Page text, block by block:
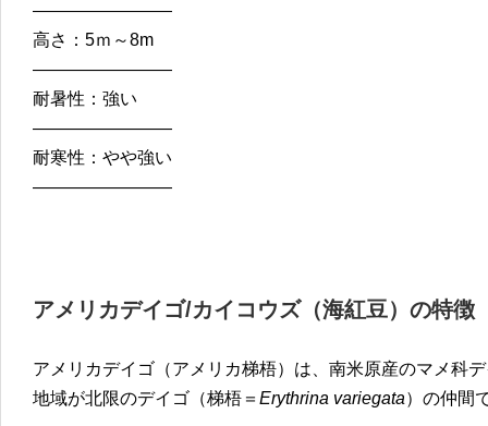
————————
高さ：5ｍ～8m
————————
耐暑性：強い
————————
耐寒性：やや強い
————————
アメリカデイゴ/カイコウズ（海紅豆）の特徴
アメリカデイゴ（アメリカ梯梧）は、南米原産のマメ科
地域が北限のデイゴ（梯梧＝ Erythrina variegata）の仲間